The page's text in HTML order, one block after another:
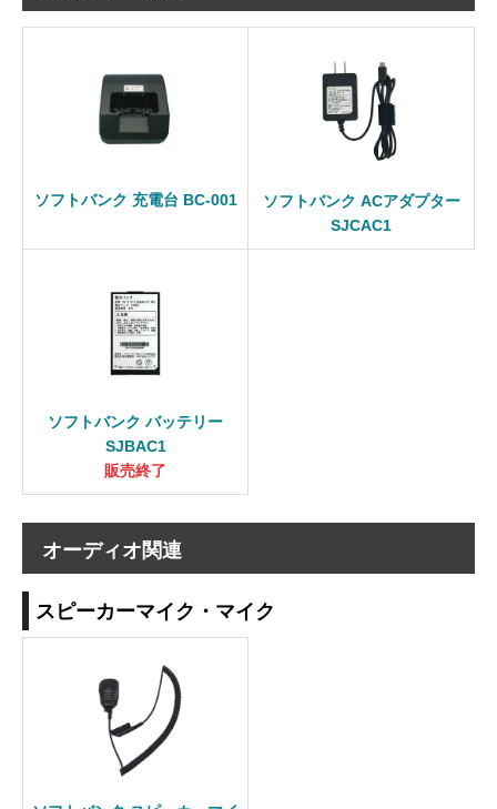
ソフトバンク 充電台 BC-001
ソフトバンク ACアダプター
SJCAC1
ソフトバンク バッテリー
SJBAC1
販売終了
オーディオ関連
スピーカーマイク・マイク